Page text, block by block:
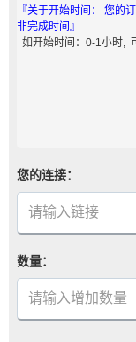
『关于开始时间： 您的
非完成时间』
如开始时间：0-1小时,
您的连接：
数量：